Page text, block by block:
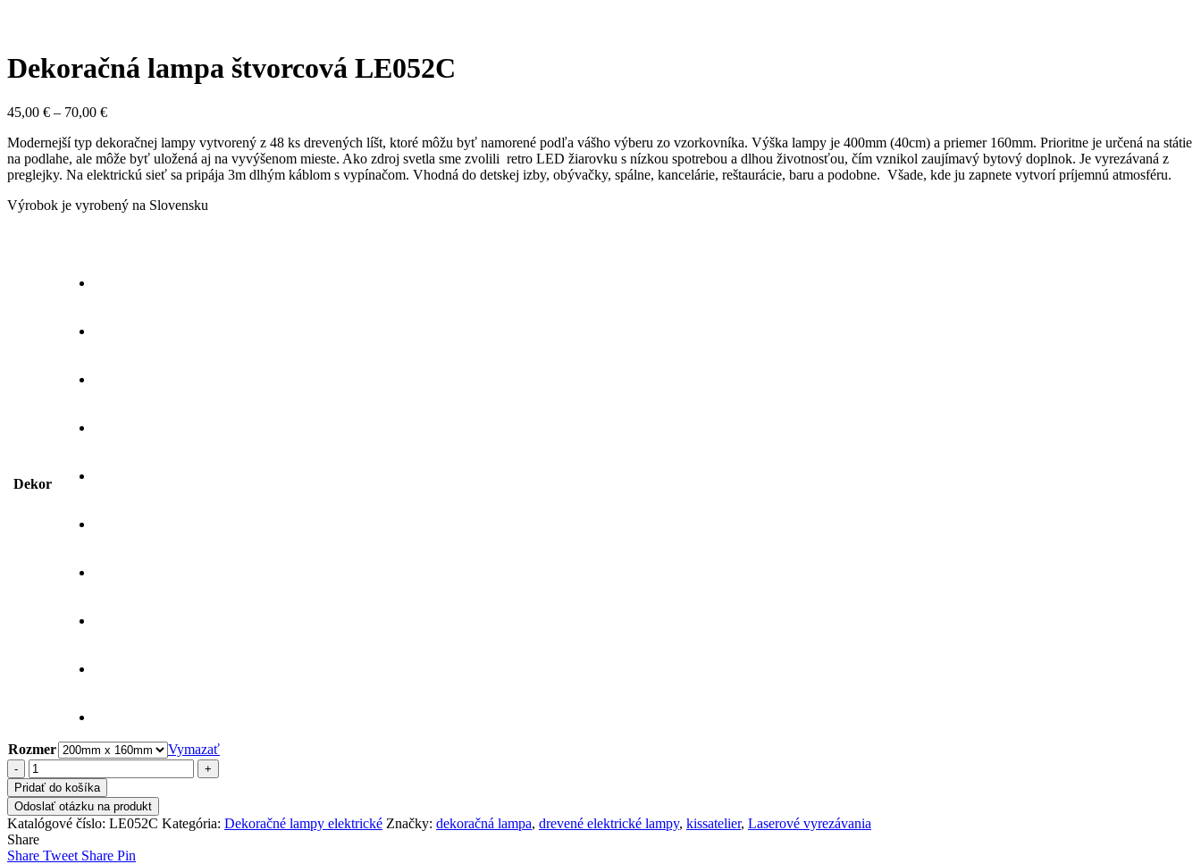
Dekoračná lampa štvorcová LE052C
45,00 € – 70,00 €Price
45,00 €
through
70,00 €
Modernejší typ dekoračnej lampy vytvorený z 48 ks drevených líšt, ktoré môžu byť namorené podľa vášho výberu zo vzorkovníka. Výška lampy je 400mm (40cm) a priemer 160mm. Prioritne je určená na státie
na podlahe, ale môže byť uložená aj na vyvýšenom mieste. Ako zdroj svetla sme zvolili retro LED žiarovku s nízkou spotrebou a dlhou životnosťou, čím vznikol zaujímavý bytový doplnok. Je vyrezávaná z
preglejky. Na elektrickú sieť sa pripája 3m dlhým káblom s vypínačom. Vhodná do detskej izby, obývačky, spálne, kancelárie, reštaurácie, baru a podobne. Všade, kde ju zapnete vytvorí príjemnú atmosféru.
Výrobok je vyrobený na Slovensku
Dekor
Rozmer
Vymazať
množstvo
Dekoračná
lampa
štvorcová
LE052C
Pridať do košíka
Odoslať otázku na produkt
Katalógové číslo: LE052C Kategória: Dekoračné lampy elektrické Značky: dekoračná lampa, drevené elektrické lampy, kissatelier, Laserové vyrezávania
Share
Share Tweet Share Pin